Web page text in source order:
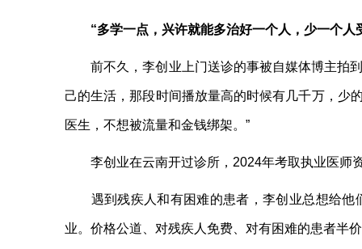
“多学一点，兴许就能多治好一个人，少一个人
前不久，李创业上门送诊的事被自媒体博主拍到
己的生活，那段时间播放量高的时候有几千万，少
医生，不想被流量和金钱绑架。”
李创业在云南开过诊所，2024年考取执业医师资
遇到残疾人和有困难的患者，李创业总想给他们
业。价格公道、对残疾人免费、对有困难的患者